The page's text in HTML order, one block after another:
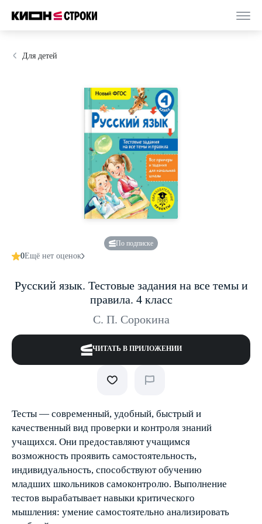
Для детей
По подписке
0Ещё нет оценок
Русский язык. Тестовые задания на все темы и
правила. 4 класс
С. П. Сорокина
ЧИТАТЬ В ПРИЛОЖЕНИИ
Тесты — современный, удобный, быстрый и
качественный вид проверки и контроля знаний
учащихся. Они предоставляют учащимся
возможность проявить самостоятельность,
индивидуальность, способствуют обучению
младших школьников самоконтролю. Выполнение
тестов вырабатывает навыки критического
мышления: умение самостоятельно анализировать